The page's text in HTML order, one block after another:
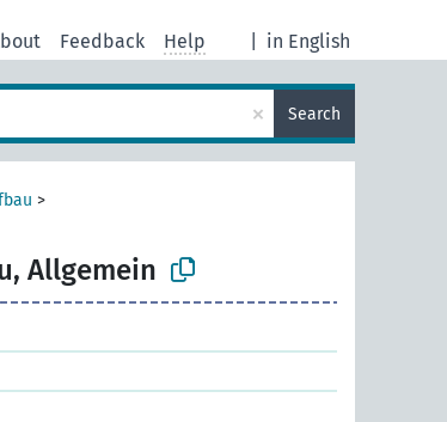
in English
Feedback Help
× Search
>
Allgemein